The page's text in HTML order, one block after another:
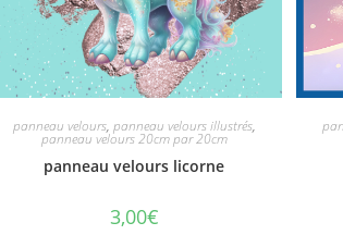
panneau velours, panneau velours illustrés,
panneau velours 20cm par 20cm
panneau velours licorne
3,00€